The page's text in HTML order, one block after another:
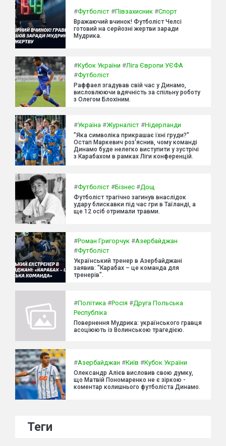
#Футболіст #Півзахисник #Спорт
Вражаючий вчинок! Футболіст Челсі
готовий на серйозні жертви заради
Мудрика.
#Кубок України #Ліга Європи УЄФА
#Футболіст
Раффаел згадував свій час у Динамо,
висловлюючи вдячність за спільну роботу
з Олегом Блохіним.
#Україна #Журналіст #Нідерланди
"Яка символіка прикрашає їхні груди?"
Остап Маркевич роз'яснив, чому команді
Динамо буде нелегко виступити у зустрічі
з Карабахом в рамках Ліги конференцій.
#Футболіст #Бізнес #Дощ
Футболіст трагічно загинув внаслідок
удару блискавки під час гри в Таїланді, а
ще 12 осіб отримали травми.
#Роман Григорчук #Азербайджан
#Футболіст
Український тренер в Азербайджані
заявив: "Карабах – це команда для
тренерів".
#Політика #Росія #Друга Польська
Республіка
Повернення Мудрика: українського гравця
асоціюють із Волинською трагедією.
#Азербайджан #Київ #Кубок України
Олександр Алієв висловив свою думку,
що Матвій Пономаренко не є зіркою -
коментар колишнього футболіста Динамо.
Теги